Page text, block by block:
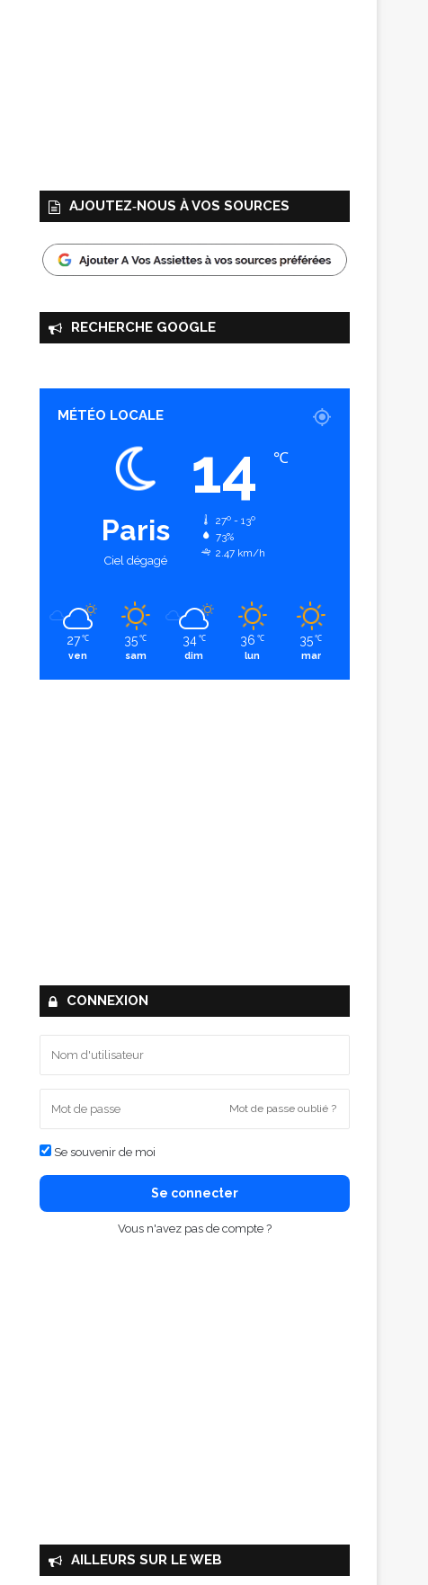
AJOUTEZ‑NOUS À VOS SOURCES
RECHERCHE GOOGLE
MÉTÉO LOCALE
Paris
Ciel dégagé
14 ℃
27º - 13º
73%
2.47 km/h
27 ℃
ven
35 ℃
sam
34 ℃
dim
36 ℃
lun
35 ℃
mar
CONNEXION
Mot de passe oublié ?
Se souvenir de moi
Se connecter
Vous n'avez pas de compte ?
AILLEURS SUR LE WEB